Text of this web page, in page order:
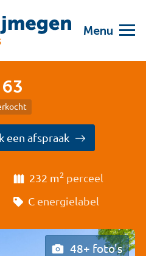
Menu
een afspraak
232 m2 perceel
C energielabel
48+ foto's